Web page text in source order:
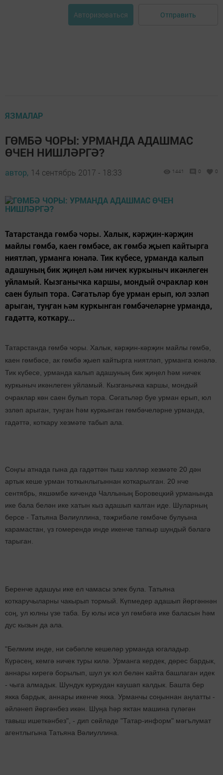
Авторизоваться Отправить
ЯЗМАЛАР
ГӨМБӘ ЧОРЫ: УРМАНДА АДАШМАС
ӨЧЕН НИШЛӘРГӘ?
автор, 14 сентябрь 2017 - 18:33 1441 0 0
Татарстанда гөмбә чоры. Халык, кәрҗин-кәрҗин
майлы гөмбә, каен гөмбәсе, ак гөмбә җыеп кайтырга
ниятләп, урманга юнәлә. Тик күбесе, урманда калып
адашуның бик җиңел һәм ничек куркыныч икәнлеген
уйламый. Кызганычка каршы, мондый очраклар көн
саен булып тора. Сәгатьләр буе урман ерып, юл эзләп
арыган, туңган һәм куркынган гөмбәчеләрне урманда,
гадәттә, коткару...
Татарстанда гөмбә чоры. Халык, кәрҗин-кәрҗин майлы гөмбә,
каен гөмбәсе, ак гөмбә җыеп кайтырга ниятләп, урманга юнәлә.
Тик күбесе, урманда калып адашуның бик җиңел һәм ничек
куркыныч икәнлеген уйламый. Кызганычка каршы, мондый
очраклар көн саен булып тора. Сәгатьләр буе урман ерып, юл
эзләп арыган, туңган һәм куркынган гөмбәчеләрне урманда,
гадәттә, коткару хезмәте табып ала.
Соңгы атнада гына да гадәттән тыш хәлләр хезмәте 20 дән
артык кеше урман тоткынлыгыннан коткарылган. 20 нче
сентябрь, якшәмбе кичендә Чаллының Боровецкий урманында
ике бала белән ике хатын кыз адашып калган иде. Шуларның
берсе - Татьяна Вәлиуллина, тәҗрибәле гөмбәче булуына
карамастан, үз гомерендә инде икенче тапкыр шундый бәлагә
тарыган.
Беренче адашуы ике ел чамасы элек була. Татьяна
коткаручыларны чакырып тормый. Күпмедер адашып йөргәннән
соң, ул юлны үзе таба. Бу юлы исә ул гөмбәгә ике баласын һәм
дус кызын да ала.
"Белмим инде, ни сәбәпле кешеләр урманда югаладыр.
Күрәсең, кемгә ничек туры килә. Урманга кердек, дөрес бардык,
аннары кирегә борылып, шул ук юл белән кайта башлаган идек
- чыга алмадык. Шундук куркудан каушап калдык. Башта бер
якка бардык, аннары икенче якка. Урманчы соңыннан аңлатты -
әйләнеп йөргәнбез икән. Шуңа һәр яктан машина гүләгән
тавыш ишеткәнбез", - дип сөйләде "Татар-информ" мәгълумат
агентлыгына Татьяна Вәлиуллина.